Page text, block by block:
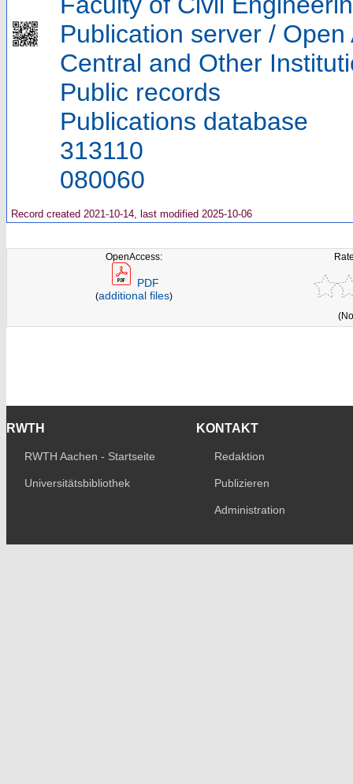
Publication server / Open
Central and Other
Public records
Publications database
313110
080060
Record created 2021-10-14, last modified 2025-10-06
OpenAccess:
PDF
(additional files)
RWTH
RWTH Aachen - Startseite
Universitätsbibliothek
KONTAKT
Redaktion
Publizieren
Administration